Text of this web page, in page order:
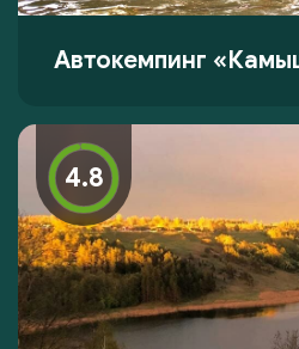
Автокемпинг
4.8